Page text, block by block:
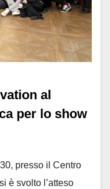
al
per lo show
presso il Centro
è svolto l’atteso